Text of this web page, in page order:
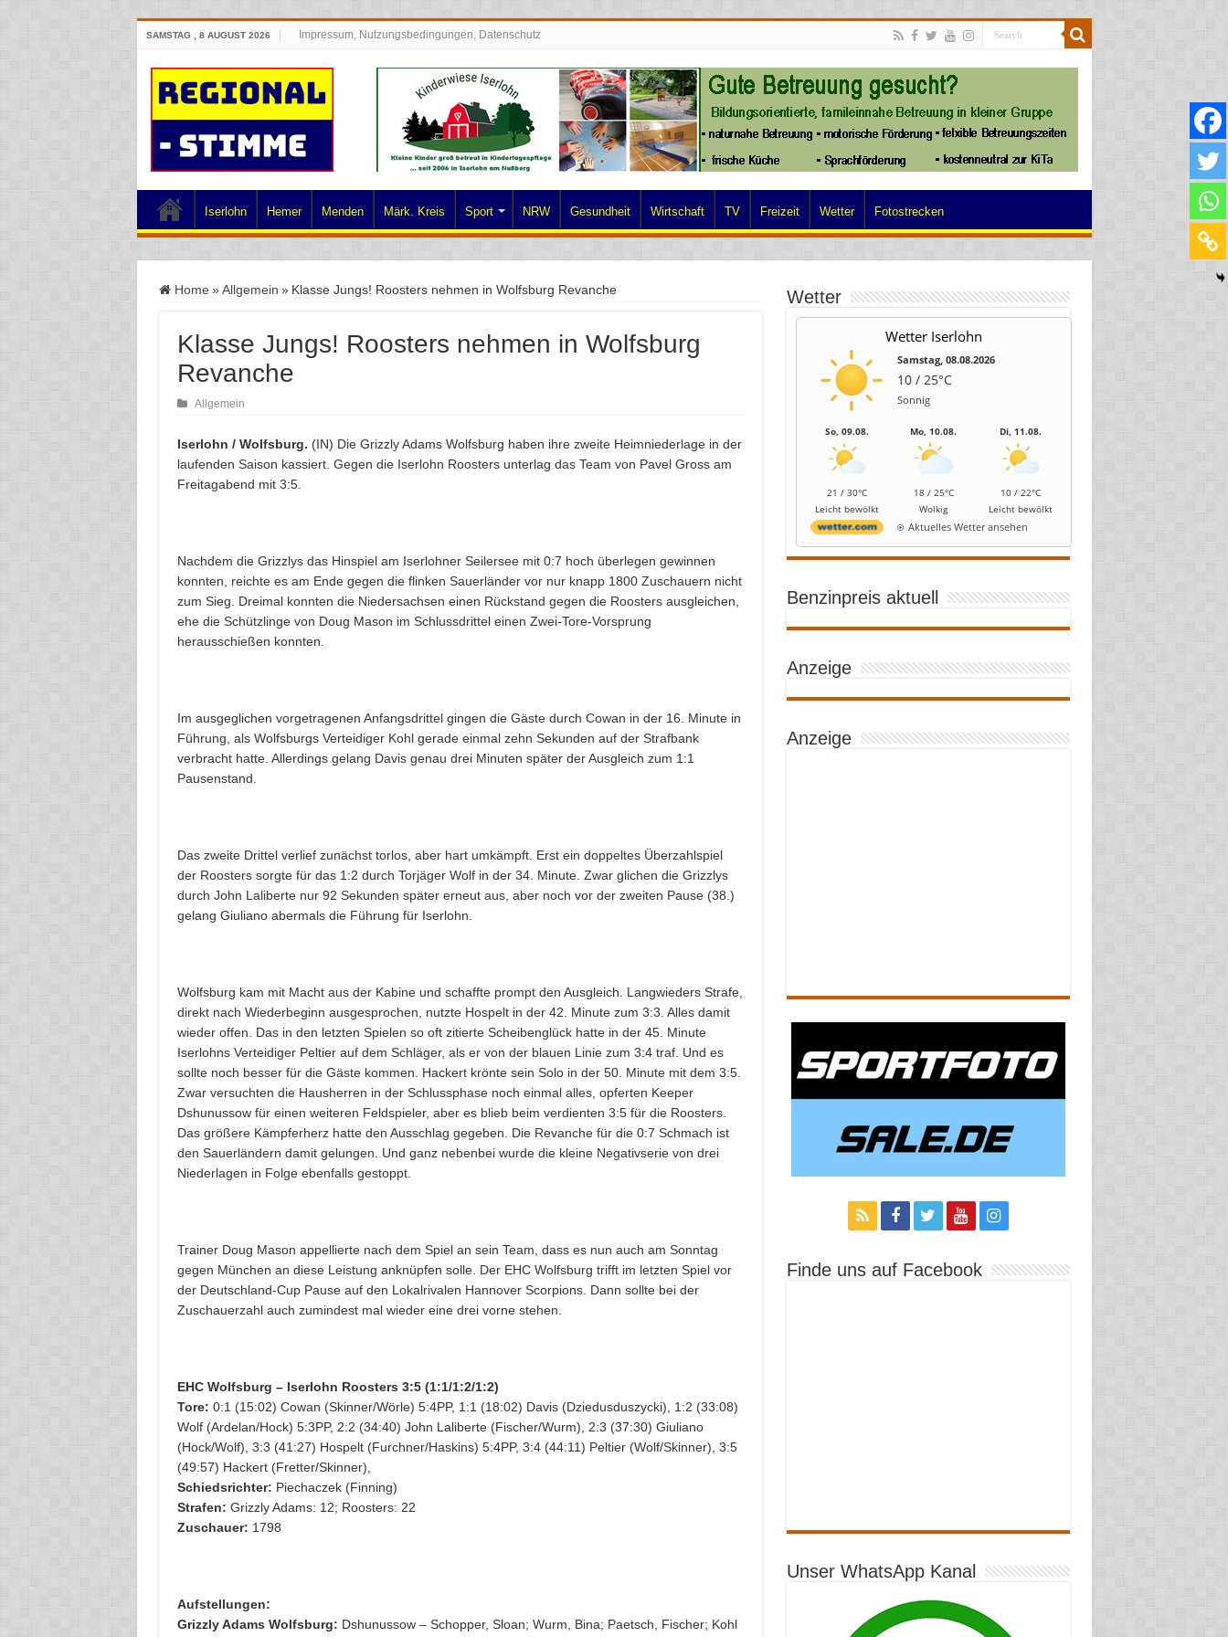
SAMSTAG , 8 AUGUST 2026 Impressum, Nutzungsbedingungen, Datenschutz
Iserlohn Hemer Menden Märk. Kreis Sport NRW Gesundheit Wirtschaft TV Freizeit Wetter Fotostrecken
Home » Allgemein » Klasse Jungs! Roosters nehmen in Wolfsburg Revanche
Klasse Jungs! Roosters nehmen in Wolfsburg
Revanche
Allgemein
Iserlohn / Wolfsburg. (IN) Die Grizzly Adams Wolfsburg haben ihre zweite Heimniederlage in der
laufenden Saison kassiert. Gegen die Iserlohn Roosters unterlag das Team von Pavel Gross am
Freitagabend mit 3:5.
Nachdem die Grizzlys das Hinspiel am Iserlohner Seilersee mit 0:7 hoch überlegen gewinnen
konnten, reichte es am Ende gegen die flinken Sauerländer vor nur knapp 1800 Zuschauern nicht
zum Sieg. Dreimal konnten die Niedersachsen einen Rückstand gegen die Roosters ausgleichen,
ehe die Schützlinge von Doug Mason im Schlussdrittel einen Zwei-Tore-Vorsprung
herausschießen konnten.
Im ausgeglichen vorgetragenen Anfangsdrittel gingen die Gäste durch Cowan in der 16. Minute in
Führung, als Wolfsburgs Verteidiger Kohl gerade einmal zehn Sekunden auf der Strafbank
verbracht hatte. Allerdings gelang Davis genau drei Minuten später der Ausgleich zum 1:1
Pausenstand.
Das zweite Drittel verlief zunächst torlos, aber hart umkämpft. Erst ein doppeltes Überzahlspiel
der Roosters sorgte für das 1:2 durch Torjäger Wolf in der 34. Minute. Zwar glichen die Grizzlys
durch John Laliberte nur 92 Sekunden später erneut aus, aber noch vor der zweiten Pause (38.)
gelang Giuliano abermals die Führung für Iserlohn.
Wolfsburg kam mit Macht aus der Kabine und schaffte prompt den Ausgleich. Langwieders Strafe,
direkt nach Wiederbeginn ausgesprochen, nutzte Hospelt in der 42. Minute zum 3:3. Alles damit
wieder offen. Das in den letzten Spielen so oft zitierte Scheibenglück hatte in der 45. Minute
Iserlohns Verteidiger Peltier auf dem Schläger, als er von der blauen Linie zum 3:4 traf. Und es
sollte noch besser für die Gäste kommen. Hackert krönte sein Solo in der 50. Minute mit dem 3:5.
Zwar versuchten die Hausherren in der Schlussphase noch einmal alles, opferten Keeper
Dshunussow für einen weiteren Feldspieler, aber es blieb beim verdienten 3:5 für die Roosters.
Das größere Kämpferherz hatte den Ausschlag gegeben. Die Revanche für die 0:7 Schmach ist
den Sauerländern damit gelungen. Und ganz nebenbei wurde die kleine Negativserie von drei
Niederlagen in Folge ebenfalls gestoppt.
Trainer Doug Mason appellierte nach dem Spiel an sein Team, dass es nun auch am Sonntag
gegen München an diese Leistung anknüpfen solle. Der EHC Wolfsburg trifft im letzten Spiel vor
der Deutschland-Cup Pause auf den Lokalrivalen Hannover Scorpions. Dann sollte bei der
Zuschauerzahl auch zumindest mal wieder eine drei vorne stehen.
EHC Wolfsburg – Iserlohn Roosters 3:5 (1:1/1:2/1:2)
Tore: 0:1 (15:02) Cowan (Skinner/Wörle) 5:4PP, 1:1 (18:02) Davis (Dziedusduszycki), 1:2 (33:08)
Wolf (Ardelan/Hock) 5:3PP, 2:2 (34:40) John Laliberte (Fischer/Wurm), 2:3 (37:30) Giuliano
(Hock/Wolf), 3:3 (41:27) Hospelt (Furchner/Haskins) 5:4PP, 3:4 (44:11) Peltier (Wolf/Skinner), 3:5
(49:57) Hackert (Fretter/Skinner),
Schiedsrichter: Piechaczek (Finning)
Strafen: Grizzly Adams: 12; Roosters: 22
Zuschauer: 1798
Aufstellungen:
Grizzly Adams Wolfsburg: Dshunussow – Schopper, Sloan; Wurm, Bina; Paetsch, Fischer; Kohl
Wetter
Wetter Iserlohn
Samstag, 08.08.2026
10 / 25°C
Sonnig
So, 09.08.
21 / 30°C
Leicht bewölkt
Mo, 10.08.
18 / 25°C
Wolkig
Di, 11.08.
10 / 22°C
Leicht bewölkt
Aktuelles Wetter ansehen
Benzinpreis aktuell
Anzeige
Anzeige
Finde uns auf Facebook
Unser WhatsApp Kanal